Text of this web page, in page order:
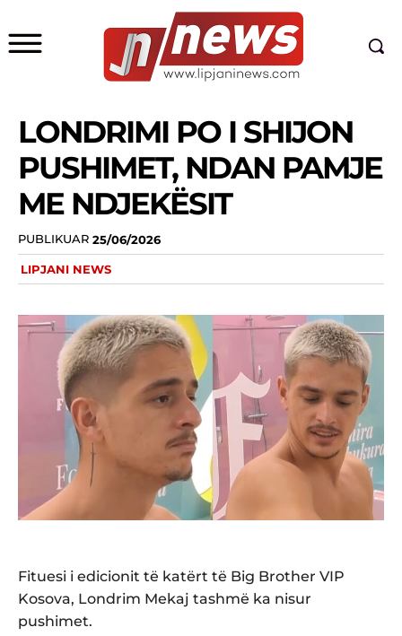
LONDRIMI PO I SHIJON
PUSHIMET, NDAN PAMJE
ME NDJEKËSIT
PUBLIKUAR 25/06/2026
LIPJANI NEWS
Fituesi i edicionit të katërt të Big Brother VIP
Kosova, Londrim Mekaj tashmë ka nisur
pushimet.